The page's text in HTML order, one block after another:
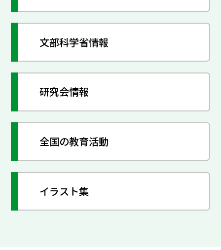
文部科学省情報
研究会情報
全国の教育活動
イラスト集